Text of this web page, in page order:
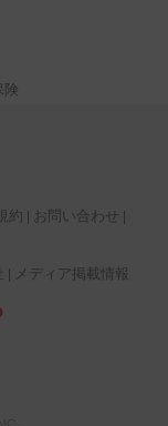
険
約
お問い合わせ
メディア掲載情報